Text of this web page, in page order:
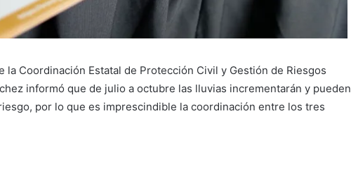
la Coordinación Estatal de Protección Civil y Gestión de Riesgos
informó que de julio a octubre las lluvias incrementarán y pueden
por lo que es imprescindible la coordinación entre los tres